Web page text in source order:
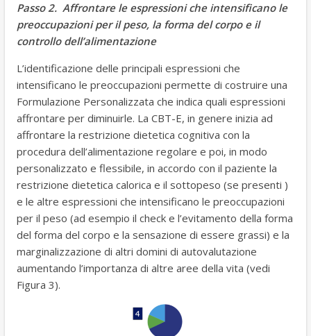
Passo 2. Affrontare le espressioni che intensificano le
preoccupazioni per il peso, la forma del corpo e il
controllo dell’alimentazione
L’identificazione delle principali espressioni che
intensificano le preoccupazioni permette di costruire una
Formulazione Personalizzata che indica quali espressioni
affrontare per diminuirle. La CBT-E, in genere inizia ad
affrontare la restrizione dietetica cognitiva con la
procedura dell’alimentazione regolare e poi, in modo
personalizzato e flessibile, in accordo con il paziente la
restrizione dietetica calorica e il sottopeso (se presenti )
e le altre espressioni che intensificano le preoccupazioni
per il peso (ad esempio il check e l’evitamento della forma
del forma del corpo e la sensazione di essere grassi) e la
marginalizzazione di altri domini di autovalutazione
aumentando l’importanza di altre aree della vita (vedi
Figura 3).